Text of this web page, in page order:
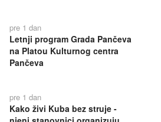
pre 1 dan
Letnji program Grada Pančeva
na Platou Kulturnog centra
Pančeva
pre 1 dan
Kako živi Kuba bez struje -